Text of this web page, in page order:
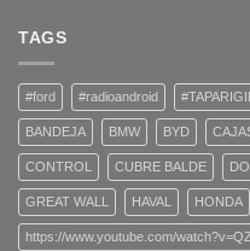
TAGS
#ford #radioandroid
BANDEJA BMW BYD
CONTROL CUBRE BALDE
GREAT WALL HAVAL HONDA
https://www.youtube.com/